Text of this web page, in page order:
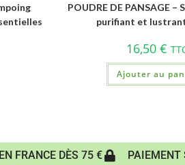
POUDRE DE PANSAGE –
purifiant et
16,50€
Ajouter au
FRANCE DÈS 75 € PAIEMENT